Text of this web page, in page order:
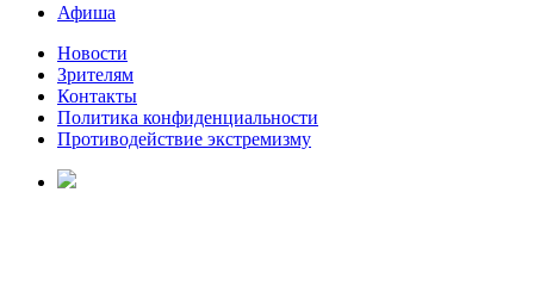
Афиша
Новости
Зрителям
Контакты
Политика конфиденциальности
Противодействие экстремизму